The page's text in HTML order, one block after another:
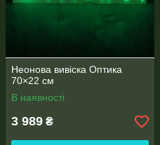
Неонова вивіска Оптика
70×22 см
В наявності
3 989 ₴